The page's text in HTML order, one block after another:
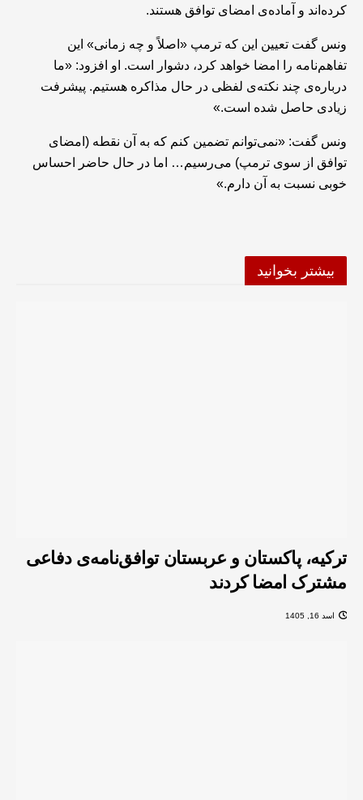
کرده‌اند و آماده‌ی امضای توافق هستند.
ونس گفت تعیین این که ترمپ «اصلاً و چه زمانی» این
تفاهم‌نامه را امضا خواهد کرد، دشوار است. او افزود: «ما
درباره‌ی چند نکته‌ی لفظی در حال مذاکره هستیم. پیشرفت
زیادی حاصل شده است.»
ونس گفت: «نمی‌توانم تضمین کنم که به آن نقطه (امضای
توافق از سوی ترمپ) می‌رسیم… اما در حال حاضر احساس
خوبی نسبت به آن دارم.»
بیشتر بخوانید
ترکیه، پاکستان و عربستان توافق‌نامه‌ی دفاعی
مشترک امضا کردند
اسد 16, 1405